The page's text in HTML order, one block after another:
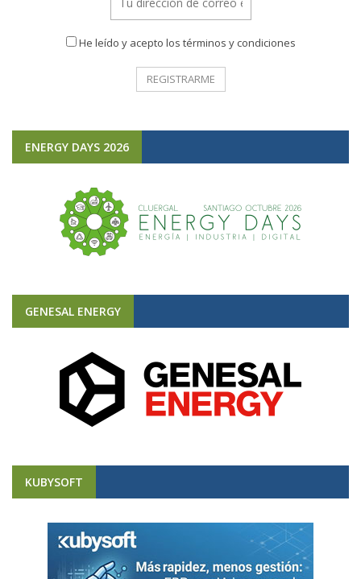
He leído y acepto los términos y condiciones
ENERGY DAYS 2026
GENESAL ENERGY
KUBYSOFT